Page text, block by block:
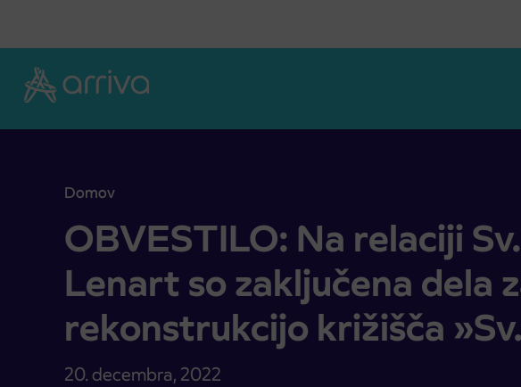
Domov
OBVESTILO: Na relaciji Sv. Trojica-Lenart so zaključena dela za
OBVESTILO: Na relaciji
Lenart so zaključena dela
rekonstrukcijo križišča
20. decembra, 2022